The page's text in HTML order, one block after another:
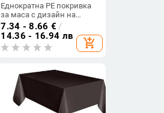
Еднократна PE покривка
за маса с дизайн на
морски животни за парти
7.34 - 8.66 € /
14.36 - 16.94 лв
add_shopping_cart